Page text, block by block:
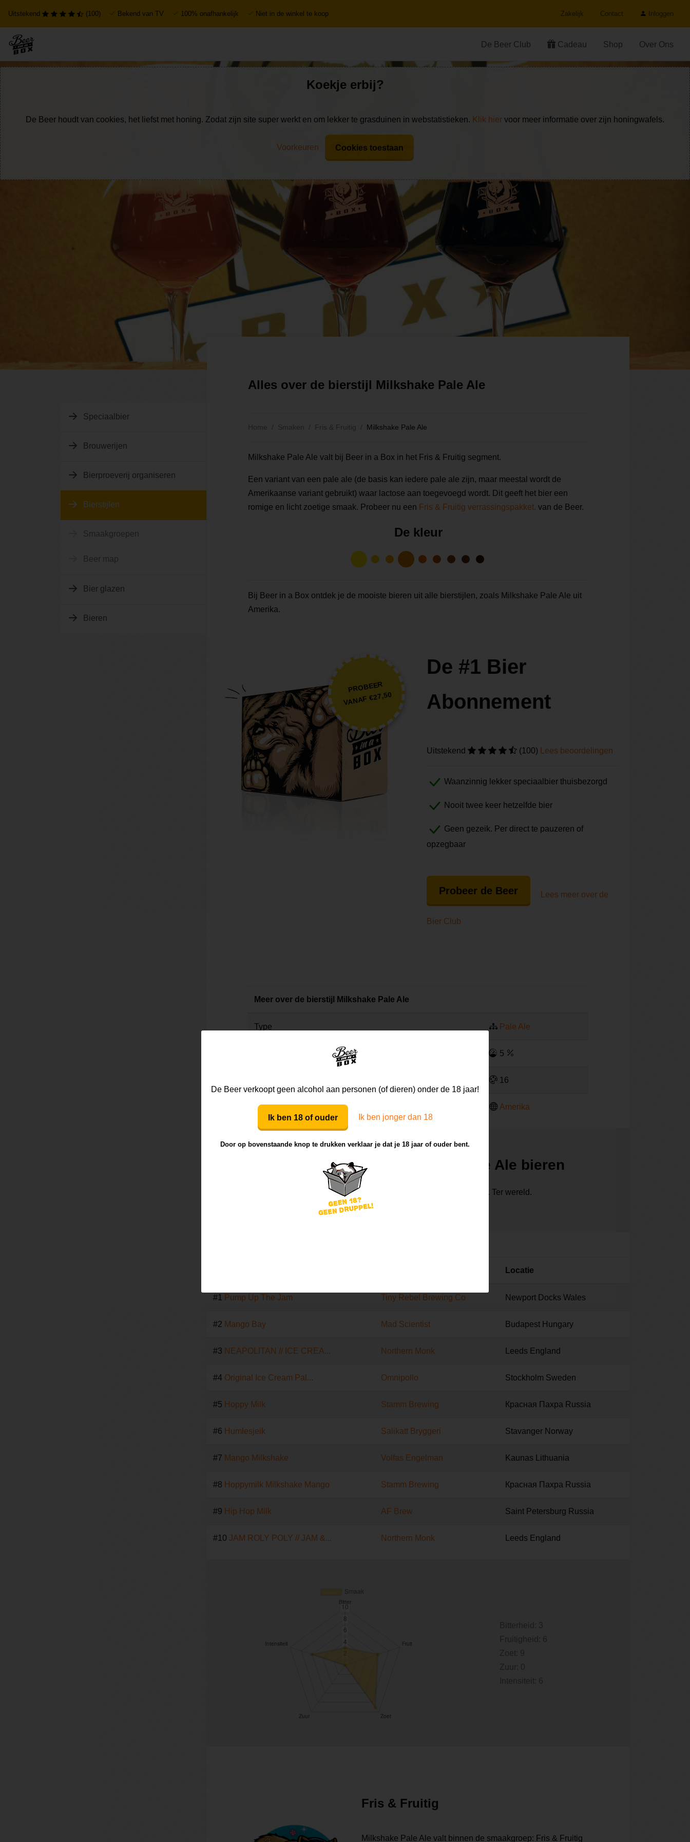
Uitstekend (100) Bekend van TV 100% onafhankelijk Niet in de winkel te koop Zakelijk Contact Inloggen
De Beer Club Cadeau Shop Over Ons
Speciaalbier
Brouwerijen
Bierproeverij organiseren
Bierstijlen
Smaakgroepen
Beer map
Bier glazen
Bieren
Alles over de bierstijl Milkshake Pale Ale
Home Smaken Fris & Fruitig Milkshake Pale Ale
Milkshake Pale Ale valt bij Beer in a Box in het Fris & Fruitig segment.
Een variant van een pale ale (de basis kan iedere pale ale zijn, maar meestal wordt de
Amerikaanse variant gebruikt) waar lactose aan toegevoegd wordt. Dit geeft het bier een
romige en licht zoetige smaak. Probeer nu een Fris & Fruitig verrassingspakket. van de Beer.
De kleur
Bij Beer in a Box ontdek je de mooiste bieren uit alle bierstijlen, zoals Milkshake Pale Ale uit
Amerika.
PROBEER
VANAF €27,50
De #1 Bier
Abonnement
Uitstekend (100) Lees beoordelingen
Waanzinnig lekker speciaalbier thuisbezorgd
Nooit twee keer hetzelfde bier
Geen gezeik. Per direct te pauzeren of
opzegbaar
Probeer de Beer Lees meer over de
Bier Club
Meer over de bierstijl Milkshake Pale Ale
Type Pale Ale
5
16
Herkomst Amerika
De Top 10 beste Milkshake Pale Ale bieren
Op basis van meest verkocht en vaakst gedronken. Ter wereld.
Locatie
#1 Pump Up The Jam Tiny Rebel Brewing Co Newport Docks Wales
#2 Mango Bay Mad Scientist Budapest Hungary
#3 NEAPOLITAN // ICE CREA... Northern Monk Leeds England
#4 Original Ice Cream Pal... Omnipollo Stockholm Sweden
#5 Hoppy Milk Stamm Brewing Красная Пахра Russia
#6 Humlesjeik Salikatt Bryggeri Stavanger Norway
#7 Mango Milkshake Volfas Engelman Kaunas Lithuania
#8 Hoppymilk Milkshake Mango Stamm Brewing Красная Пахра Russia
#9 Hip Hop Milk AF Brew Saint Petersburg Russia
#10 JAM ROLY POLY // JAM &... Northern Monk Leeds England
Fris & Fruitig
Milkshake Pale Ale valt binnen de smaakgroep: Fris & Fruitig
De Beer verkoopt geen alcohol aan personen (of dieren) onder de 18 jaar!
Ik ben 18 of ouder Ik ben jonger dan 18
Door op bovenstaande knop te drukken verklaar je dat je 18 jaar of ouder bent.
Koekje erbij?
De Beer houdt van cookies, het liefst met honing. Zodat zijn site super werkt en om lekker te grasduinen in webstatistieken. Klik hier voor meer informatie over zijn honingwafels.
Voorkeuren Cookies toestaan